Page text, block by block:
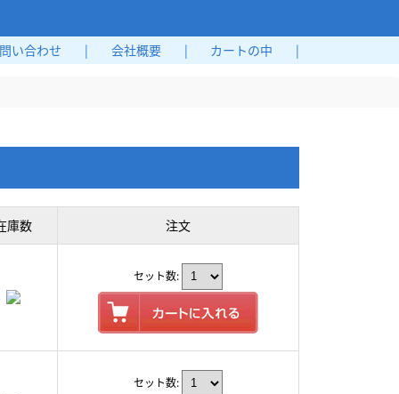
い合わせ | 会社概要 | カートの中 |
庫数 注文
セット数:
セット数: